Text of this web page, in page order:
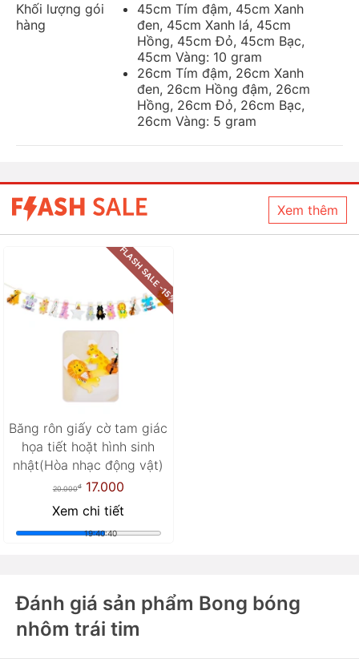
Khối lượng gói
hàng
45cm Tím đậm, 45cm Xanh
đen, 45cm Xanh lá, 45cm
Hồng, 45cm Đỏ, 45cm Bạc,
45cm Vàng: 10 gram
26cm Tím đậm, 26cm Xanh
đen, 26cm Hồng đậm, 26cm
Hồng, 26cm Đỏ, 26cm Bạc,
26cm Vàng: 5 gram
Xem thêm
Băng rôn giấy cờ tam giác
họa tiết hoặt hình sinh
nhật(Hòa nhạc động vật)
20.000đ17.000
Xem chi tiết
FLASH SALE -15%
19:40:38
Đánh giá sản phẩm Bong bóng
nhôm trái tim